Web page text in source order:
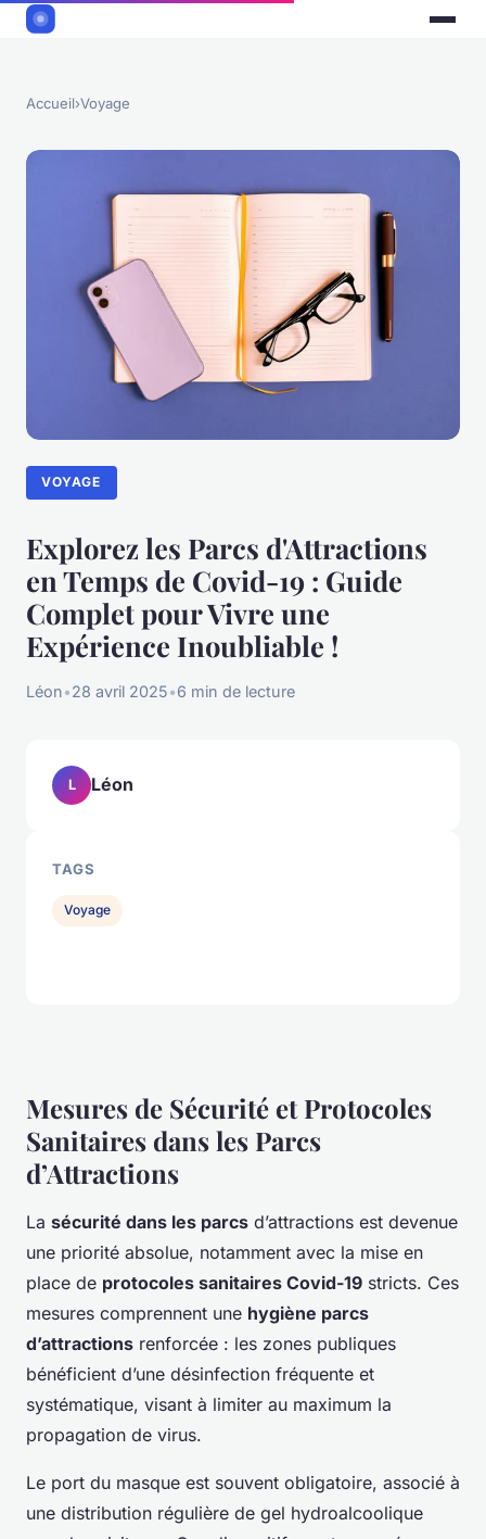
Accueil›Voyage
VOYAGE
Explorez les Parcs d'Attractions
en Temps de Covid-19 : Guide
Complet pour Vivre une
Expérience Inoubliable !
Léon•28 avril 2025•6 min de lecture
Mesures de Sécurité et Protocoles
Sanitaires dans les Parcs
d’Attractions
La sécurité dans les parcs d’attractions est devenue
une priorité absolue, notamment avec la mise en
place de protocoles sanitaires Covid-19 stricts. Ces
mesures comprennent une hygiène parcs
d’attractions renforcée : les zones publiques
bénéficient d’une désinfection fréquente et
systématique, visant à limiter au maximum la
propagation de virus.
Le port du masque est souvent obligatoire, associé à
une distribution régulière de gel hydroalcoolique
L Léon
TAGS
Voyage